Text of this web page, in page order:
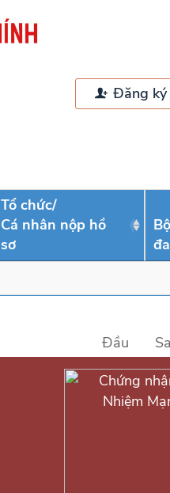
Đăng ký
Tổ chức/
Cá nhân nộp hồ
sơ
Đầu